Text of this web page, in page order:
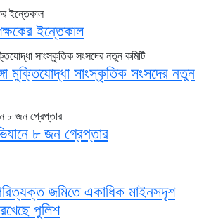
ইন্তেকাল
মুক্তিযোদ্ধা সাংস্কৃতিক সংসদের নতুন
৮ জন গ্রেপ্তার
পরিত্যক্ত জমিতে একাধিক মাইনসদৃশ
পুলিশ